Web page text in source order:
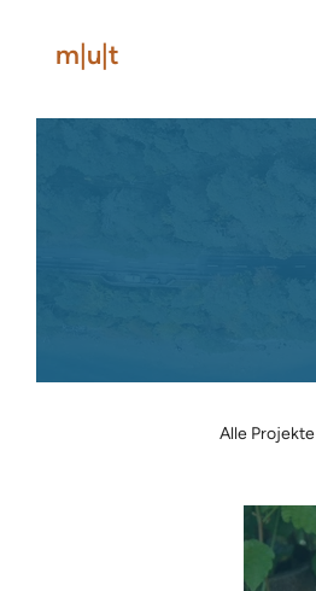
m|u|t
Alle Projekte